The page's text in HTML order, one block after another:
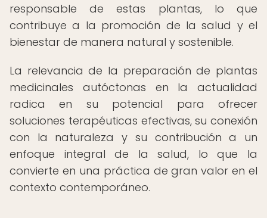
responsable de estas plantas, lo que
contribuye a la promoción de la salud y el
bienestar de manera natural y sostenible.
La relevancia de la preparación de plantas
medicinales autóctonas en la actualidad
radica en su potencial para ofrecer
soluciones terapéuticas efectivas, su conexión
con la naturaleza y su contribución a un
enfoque integral de la salud, lo que la
convierte en una práctica de gran valor en el
contexto contemporáneo.